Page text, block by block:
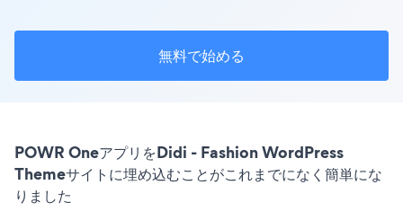
無料で始める
POWR OneアプリをDidi - Fashion WordPress
Themeサイトに埋め込むことがこれまでになく簡単にな
りました